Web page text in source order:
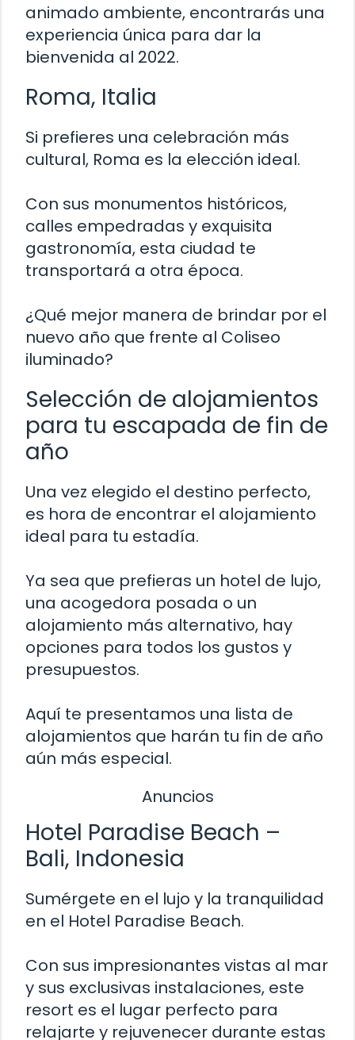
animado ambiente, encontrarás una
experiencia única para dar la
bienvenida al 2022.
Roma, Italia
Si prefieres una celebración más
cultural, Roma es la elección ideal.
Con sus monumentos históricos,
calles empedradas y exquisita
gastronomía, esta ciudad te
transportará a otra época.
¿Qué mejor manera de brindar por el
nuevo año que frente al Coliseo
iluminado?
Selección de alojamientos
para tu escapada de fin de
año
Una vez elegido el destino perfecto,
es hora de encontrar el alojamiento
ideal para tu estadía.
Ya sea que prefieras un hotel de lujo,
una acogedora posada o un
alojamiento más alternativo, hay
opciones para todos los gustos y
presupuestos.
Aquí te presentamos una lista de
alojamientos que harán tu fin de año
aún más especial.
Anuncios
Hotel Paradise Beach –
Bali, Indonesia
Sumérgete en el lujo y la tranquilidad
en el Hotel Paradise Beach.
Con sus impresionantes vistas al mar
y sus exclusivas instalaciones, este
resort es el lugar perfecto para
relajarte y rejuvenecer durante estas